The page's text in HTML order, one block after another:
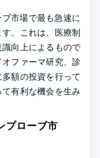
市場で最も急速に
。これは、医療制
向上によるもので
ファーマ研究、診
額の投資を行って
有利な機会を生み
プローブ市